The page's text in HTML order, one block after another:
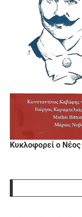
Κυκλοφορεί ο